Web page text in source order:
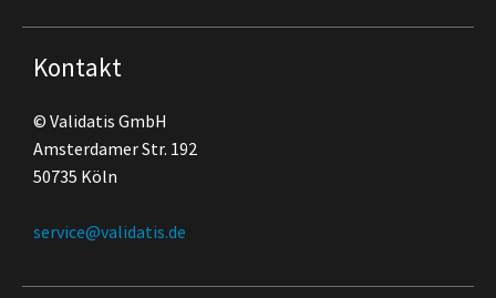
Kontakt
© Validatis GmbH
Amsterdamer Str. 192
50735 Köln
service@validatis.de